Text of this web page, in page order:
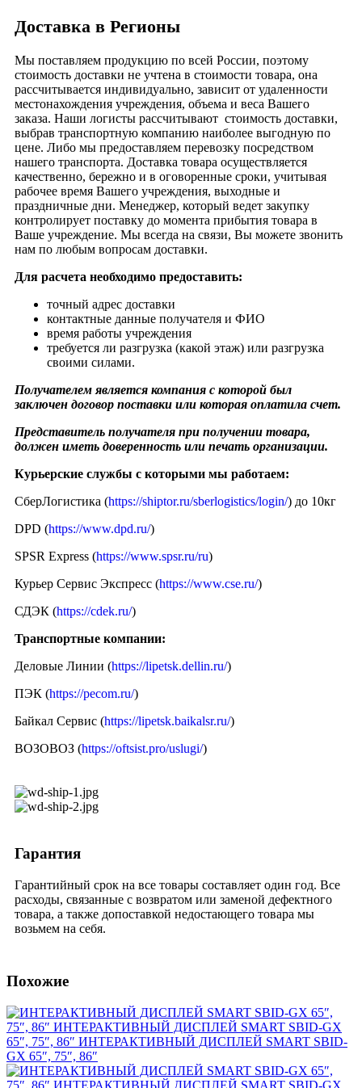
Доставка в Регионы
Мы поставляем продукцию по всей России, поэтому
стоимость доставки не учтена в стоимости товара, она
рассчитывается индивидуально, зависит от удаленности
местонахождения учреждения, объема и веса Вашего
заказа. Наши логисты рассчитывают стоимость доставки,
выбрав транспортную компанию наиболее выгодную по
цене. Либо мы предоставляем перевозку посредством
нашего транспорта. Доставка товара осуществляется
качественно, бережно и в оговоренные сроки, учитывая
рабочее время Вашего учреждения, выходные и
праздничные дни. Менеджер, который ведет закупку
контролирует поставку до момента прибытия товара в
Ваше учреждение. Мы всегда на связи, Вы можете звонить
нам по любым вопросам доставки.
Для расчета необходимо предоставить:
точный адрес доставки
контактные данные получателя и ФИО
время работы учреждения
требуется ли разгрузка (какой этаж) или разгрузка
своими силами.
Получателем является компания с которой был
заключен договор поставки или которая оплатила счет.
Представитель получателя при получении товара,
должен иметь доверенность или печать организации.
Курьерские службы с которыми мы работаем:
СберЛогистика (https://shiptor.ru/sberlogistics/login/) до 10кг
DPD (https://www.dpd.ru/)
SPSR Express (https://www.spsr.ru/ru)
Курьер Сервис Экспресс (https://www.cse.ru/)
СДЭК (https://cdek.ru/)
Транспортные компании:
Деловые Линии (https://lipetsk.dellin.ru/)
ПЭК (https://pecom.ru/)
Байкал Сервис (https://lipetsk.baikalsr.ru/)
ВОЗОВОЗ (https://oftsist.pro/uslugi/)
Гарантия
Гарантийный срок на все товары составляет один год. Все
расходы, связанные с возвратом или заменой дефектного
товара, а также допоставкой недостающего товара мы
возьмем на себя.
Похожие